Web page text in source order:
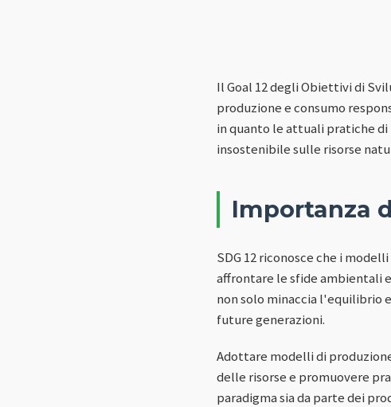
Il Goal 12 degli Obiettivi di
produzione e consumo
in quanto le attuali pratiche di
insostenibile sulle risorse
Importanza
SDG 12 riconosce che i
affrontare le sfide ambientali
non solo minaccia l'equilibrio
future generazioni.
Adottare modelli di
delle risorse e promuovere
paradigma sia da parte dei